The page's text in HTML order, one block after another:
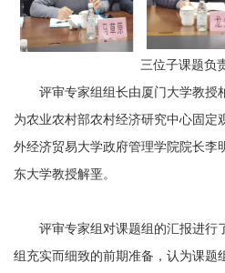
三位子课题负
评审专家组组长由厦门大学教授
为农业农村部农村经济研究中心固定
外经济贸易大学政府管理学院院长李
东大学教授解垩。
评审专家组对课题组的汇报进行
组充实而细致的前期准备，认为课题